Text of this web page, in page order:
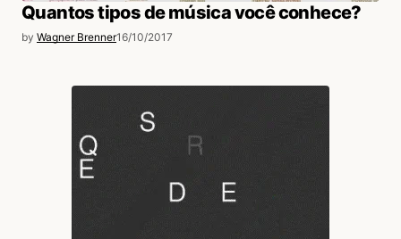
Quantos tipos de música você conhece?
by Wagner Brenner16/10/2017